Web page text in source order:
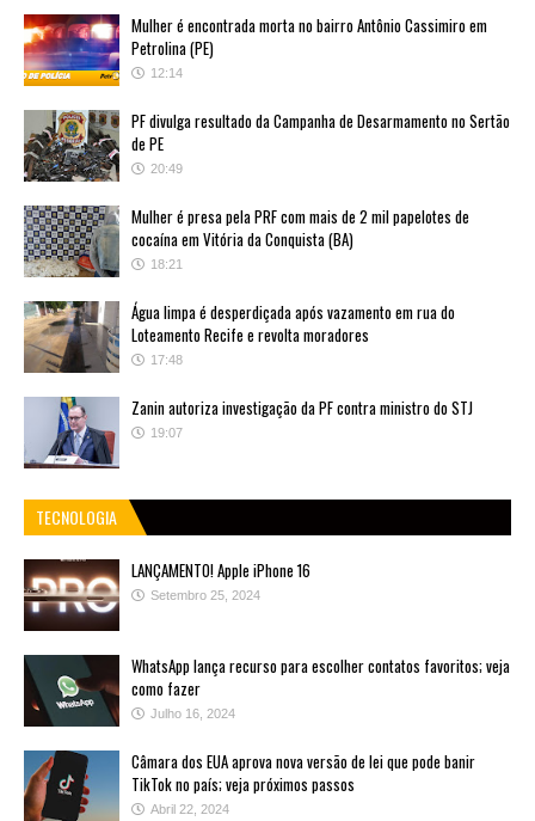
Mulher é encontrada morta no bairro Antônio Cassimiro em
Petrolina (PE)
12:14
PF divulga resultado da Campanha de Desarmamento no Sertão
de PE
20:49
Mulher é presa pela PRF com mais de 2 mil papelotes de
cocaína em Vitória da Conquista (BA)
18:21
Água limpa é desperdiçada após vazamento em rua do
Loteamento Recife e revolta moradores
17:48
Zanin autoriza investigação da PF contra ministro do STJ
19:07
TECNOLOGIA
LANÇAMENTO! Apple iPhone 16
Setembro 25, 2024
WhatsApp lança recurso para escolher contatos favoritos; veja
como fazer
Julho 16, 2024
Câmara dos EUA aprova nova versão de lei que pode banir
TikTok no país; veja próximos passos
Abril 22, 2024